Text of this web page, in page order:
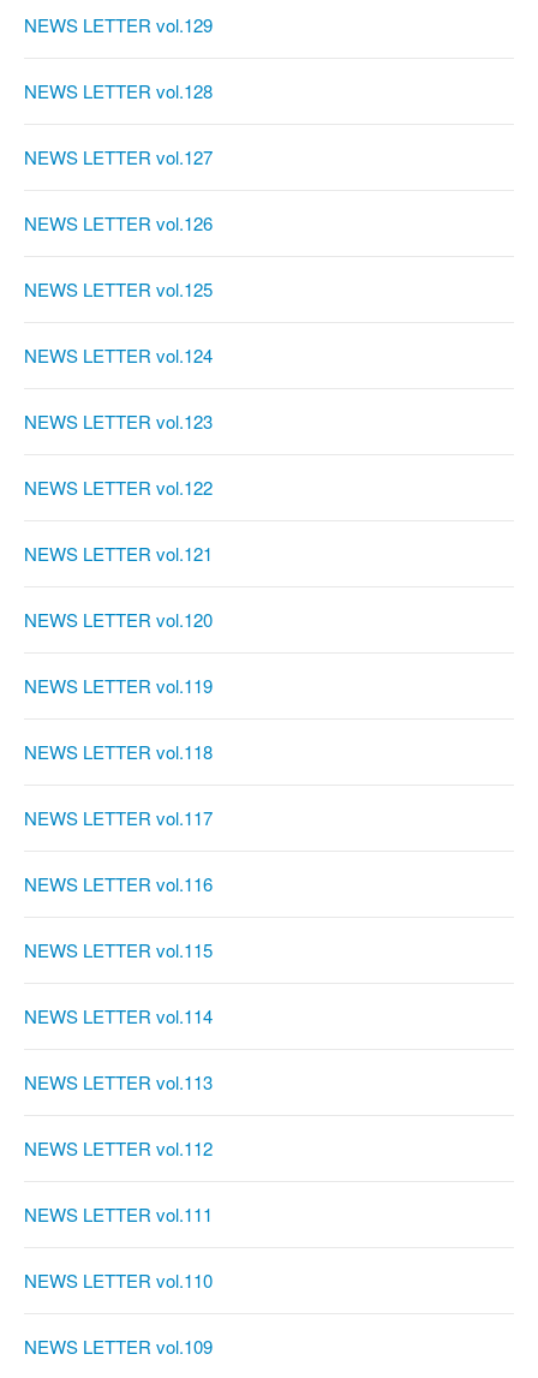
NEWS LETTER vol.129
NEWS LETTER vol.128
NEWS LETTER vol.127
NEWS LETTER vol.126
NEWS LETTER vol.125
NEWS LETTER vol.124
NEWS LETTER vol.123
NEWS LETTER vol.122
NEWS LETTER vol.121
NEWS LETTER vol.120
NEWS LETTER vol.119
NEWS LETTER vol.118
NEWS LETTER vol.117
NEWS LETTER vol.116
NEWS LETTER vol.115
NEWS LETTER vol.114
NEWS LETTER vol.113
NEWS LETTER vol.112
NEWS LETTER vol.111
NEWS LETTER vol.110
NEWS LETTER vol.109